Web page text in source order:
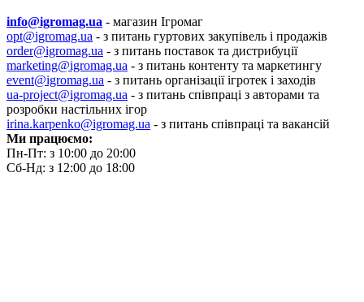
info@igromag.ua - магазин Ігромаг
opt@igromag.ua - з питань гуртових закупівель і продажів
order@igromag.ua - з питань поставок та дистрибуції
marketing@igromag.ua - з питань контенту та маркетингу
event@igromag.ua - з питань організації ігротек і заходів
ua-project@igromag.ua - з питань співпраці з авторами та
розробки настільних ігор
irina.karpenko@igromag.ua - з питань співпраці та вакансій
Ми працюємо:
Пн-Пт: з 10:00 до 20:00
Сб-Нд: з 12:00 до 18:00